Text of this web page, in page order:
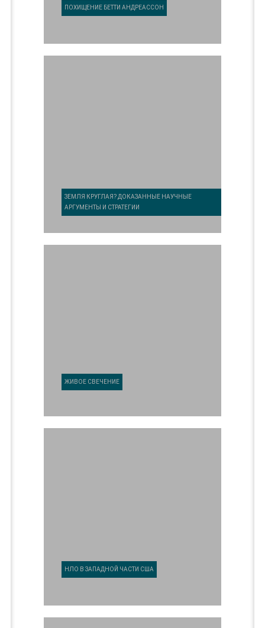
ПОХИЩЕНИЕ БЕТТИ АНДРЕАССОН
ЗЕМЛЯ КРУГЛАЯ? ДОКАЗАННЫЕ НАУЧНЫЕ
АРГУМЕНТЫ И СТРАТЕГИИ
ЖИВОЕ СВЕЧЕНИЕ
НЛО В ЗАПАДНОЙ ЧАСТИ США